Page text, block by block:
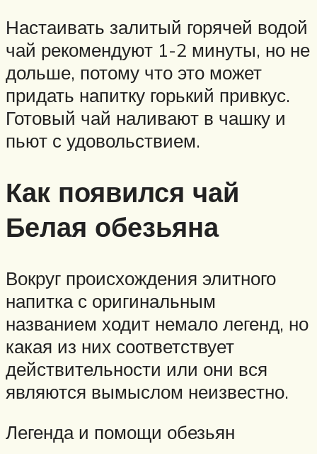
Настаивать залитый горячей водой
чай рекомендуют 1-2 минуты, но не
дольше, потому что это может
придать напитку горький привкус.
Готовый чай наливают в чашку и
пьют с удовольствием.
Как появился чай
Белая обезьяна
Вокруг происхождения элитного
напитка с оригинальным
названием ходит немало легенд, но
какая из них соответствует
действительности или они вся
являются вымыслом неизвестно.
Легенда и помощи обезьян